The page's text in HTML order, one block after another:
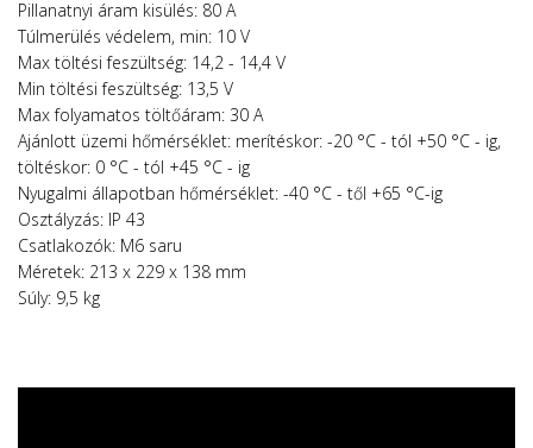
Pillanatnyi áram kisülés: 80 A
Túlmerülés védelem, min: 10 V
Max töltési feszültség: 14,2 - 14,4 V
Min töltési feszültség: 13,5 V
Max folyamatos töltőáram: 30 A
Ajánlott üzemi hőmérséklet: merítéskor: -20 °C - tól +50 °C - ig,
töltéskor: 0 °C - tól +45 °C - ig
Nyugalmi állapotban hőmérséklet: -40 °C - től +65 °C-ig
Osztályzás: IP 43
Csatlakozók: M6 saru
Méretek: 213 x 229 x 138 mm
Súly: 9,5 kg